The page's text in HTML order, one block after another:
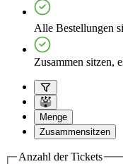
Alle Bestellungen
Zusammen sitzen,
Menge
Zusammensitzen
Anzahl der Tickets